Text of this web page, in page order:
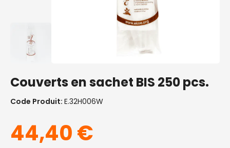
Couverts en sachet BIS 250 pcs.
Code Produit: E.32H006W
44,40€